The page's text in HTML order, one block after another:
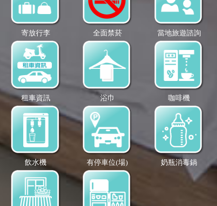
寄放行李 全面禁菸 當地旅遊諮詢
租車資訊 浴巾 咖啡機
飲水機 有停車位(場) 奶瓶消毒鍋